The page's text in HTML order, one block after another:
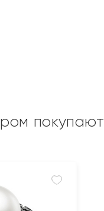
покупают